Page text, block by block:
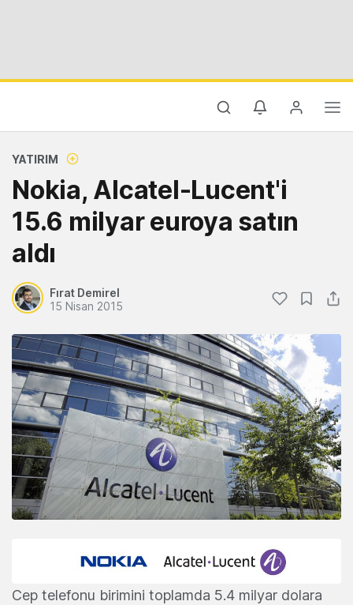
YATIRIM
Nokia, Alcatel-Lucent'i
15.6 milyar euroya satın
aldı
Fırat Demirel
15 Nisan 2015
Cep telefonu birimini toplamda 5.4 milyar dolara